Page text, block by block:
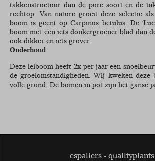
takkenstructuur dan de pure soort en de
rechtop. Van nature groeit deze selectie
boom is geënt op Carpinus betulus. De
boom met een iets donkergroener blad dan
ook dikker en iets grover.
Onderhoud
Deze leiboom heeft 2x per jaar een
de groeiomstandigheden. Wij kweken
volle grond. De bomen in pot zijn het ganse
espaliers - qualityplants